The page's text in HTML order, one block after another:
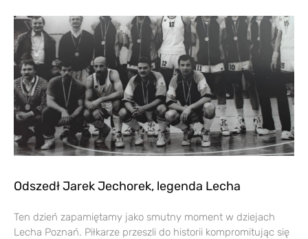
Odszedł Jarek Jechorek, legenda Lecha
Ten dzień zapamiętamy jako smutny moment w dziejach
Lecha Poznań. Piłkarze przeszli do historii kompromitując się